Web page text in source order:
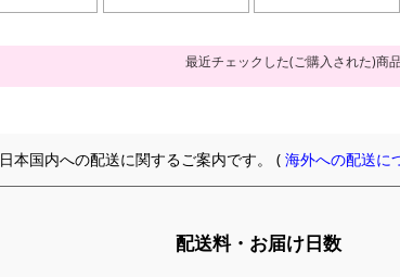
最近チェックした(ご購入された)商
日本国内への配送に関するご案内です。 (海外への配送に
配送料・お届け日数